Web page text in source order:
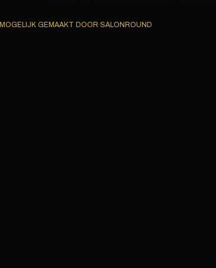
MOGELIJK GEMAAKT DOOR SALONROUND